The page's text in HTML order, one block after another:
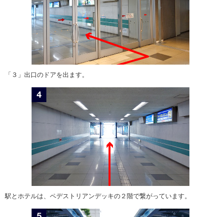
「３」出口のドアを出ます。
駅とホテルは、ペデストリアンデッキの２階で繋がっています。